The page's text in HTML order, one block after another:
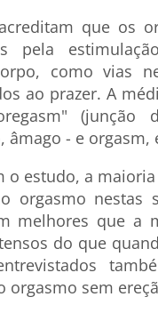
que os
pela
como vias
ao prazer. A
(junção
âmago - e orgasm,
o estudo, a
orgasmo nestas
melhores que a
do que
orgasmo sem